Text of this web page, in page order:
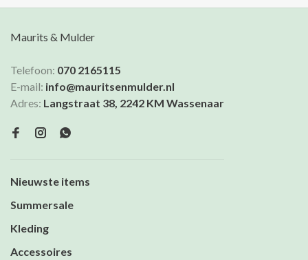
Maurits & Mulder
Telefoon: 070 2165115
E-mail: info@mauritsenmulder.nl
Adres: Langstraat 38, 2242 KM Wassenaar
Nieuwste items
Summersale
Kleding
Accessoires